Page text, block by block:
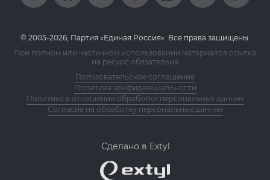
© 2005-2026, Партия «Единая Россия». Все права защищены.
При полном или частичном использовании материалов ссылка
на ресурс обязательна
Пользовательское соглашение
Политика конфиденциальности
Политика в отношении обработки персональных данных
Согласие на обработку персональных данных
Сделано в Extyl